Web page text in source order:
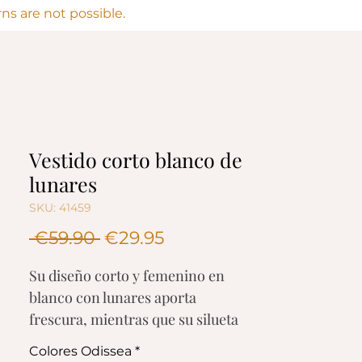
are not possible.
Vestido corto blanco de
lunares
SKU: 41459
€59.90 Regular
€29.95Sale
Su diseño corto y femenino en
blanco con lunares aporta
frescura, mientras que su silueta
favorece la figura con un aire
Colores Odissea *